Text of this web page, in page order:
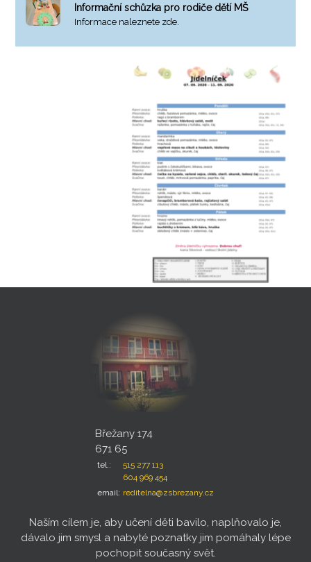
Informační schůzka pro rodiče dětí MŠ
Informace naleznete zde.
Břežany 174
671 65
tel.:
515 277 113
604 969 454
email: reditelna@zsbrezany.cz
Naším cílem je, aby učení děti bavilo, naplňovalo je,
dávalo jim smysl a nabyté poznatky jim pomáhaly lépe
pochopit současný svět.